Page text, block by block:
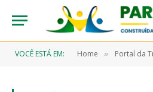
VOCÊ ESTÁ EM: Home » Portal da